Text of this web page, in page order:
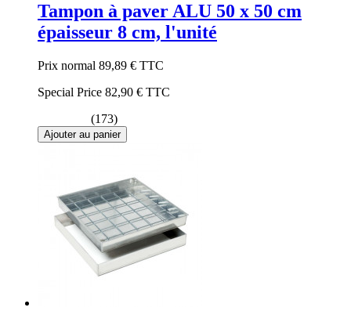
Tampon à paver ALU 50 x 50 cm
épaisseur 8 cm, l'unité
Prix normal 89,89 € TTC
Special Price 82,90 € TTC
(173)
Ajouter au panier